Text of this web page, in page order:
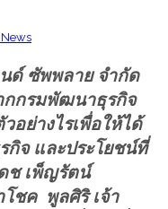
News
ด์ ซัพพลาย จำกัด
กกรมพัฒนาธุรกิจ
อย่างไรเพื่อให้ได้
กิจ และประโยชน์ที่
ช เพ็ญรัตน์
ชค พูลศิริ เจ้า